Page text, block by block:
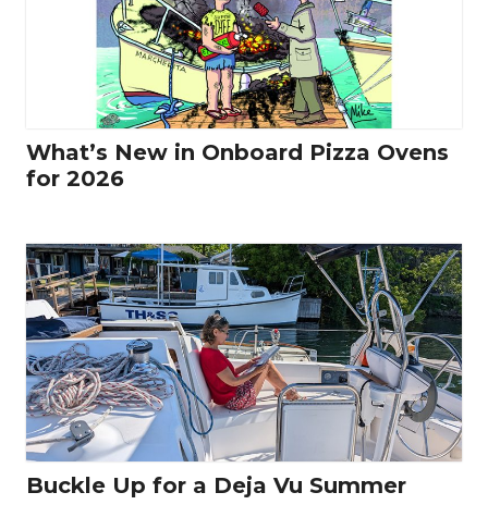
What’s New in Onboard Pizza Ovens
for 2026
Buckle Up for a Deja Vu Summer